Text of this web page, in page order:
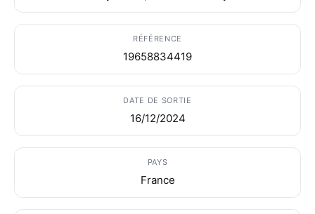
RÉFÉRENCE
19658834419
DATE DE SORTIE
16/12/2024
PAYS
France